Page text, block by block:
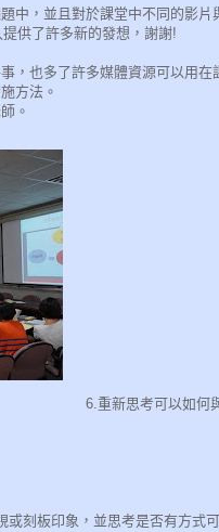
中，並且對於課堂中不同的影
供了許多新的發想，謝謝!
，也多了許多媒體資源可以用在
方法。
。
6.重新思考可以如何
刻板印象，並思考是否有方式